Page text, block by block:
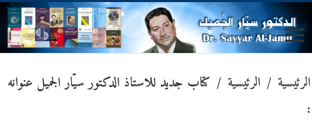
الرئيسية / الرئيسية / كتاب جديد للاستاذ الدكتور سيّار الجميل عنوانه
: